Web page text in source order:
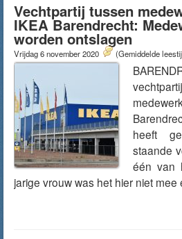
Vechtpartij tussen
IKEA Barendrecht:
worden ontslagen
Vrijdag 6 november 2020 (Gemiddelde
heeft
staande
één van
jarige vrouw was het hier niet